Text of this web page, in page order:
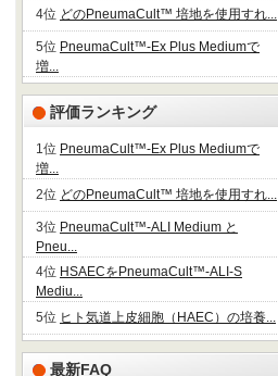
4位 どのPneumaCult™ 培地を使用すれ...
5位 PneumaCult™-Ex Plus Mediumで
増...
評価ランキング
1位 PneumaCult™-Ex Plus Mediumで
増...
2位 どのPneumaCult™ 培地を使用すれ...
3位 PneumaCult™-ALI Medium と
Pneu...
4位 HSAECをPneumaCult™-ALI-S
Mediu...
5位 ヒト気道上皮細胞（HAEC）の培養...
最新FAQ